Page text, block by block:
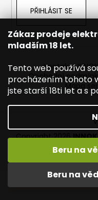
Zákaz prodeje
mladším 18 let.
Tento web používá
procházením tohoto
jste starší 18ti let a s
Beru na
Beru na
Vítejte ve světě INNOKIN.
vapingu. DORUČENÍ
í
t
?
D
u
PŘIHLÁSIT SE
Kontakty
Obchodní
Mapa
Copyright 2026
Všechna práva